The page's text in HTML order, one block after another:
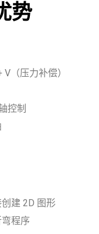
势
（压力补偿）
控制
建 2D 图形
程序